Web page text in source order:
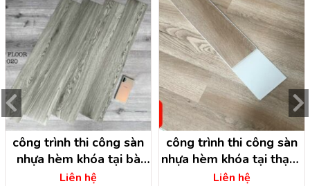
công trình thi công sàn
nhựa hèm khóa tại bà
điểm hóc môn – hồ chí
Liên hệ
công trình thi công sàn
nhựa hèm khóa tại thạnh
an dầu tiếng – bình
Liên hệ